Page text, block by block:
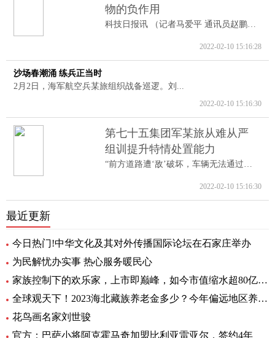
物的负作用
2022-02-10 15:16:28
沙场春潮涌 练兵正当时
2月2日，海军航空兵某旅组织战备巡逻。刘...
2022-02-10 15:16:30
第七十五集团军某旅从难从严
组训提升特情处置能力
2022-02-10 15:16:30
最近更新
今日热门!中华文化及其对外传播国际论坛在石家庄举办
为民解忧办实事 热心服务暖民心
家族控制下的欢乐家，上市即巅峰，如今市值缩水超80亿元|世界今头条
全球观天下！2023海北藏族养老金多少？今年偏远地区养老金如何调整？
花鸟画名家刘世骏
官方：巴萨小将阿克霍马奇加盟比利亚雷亚尔，签约4年